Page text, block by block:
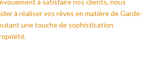
à réaliser vos rêves en matière de Garde-
une touche de sophistication